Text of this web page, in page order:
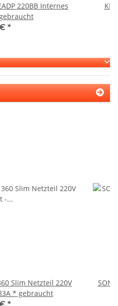
220BB Internes
*
Slim Netzteil 220V
* gebraucht